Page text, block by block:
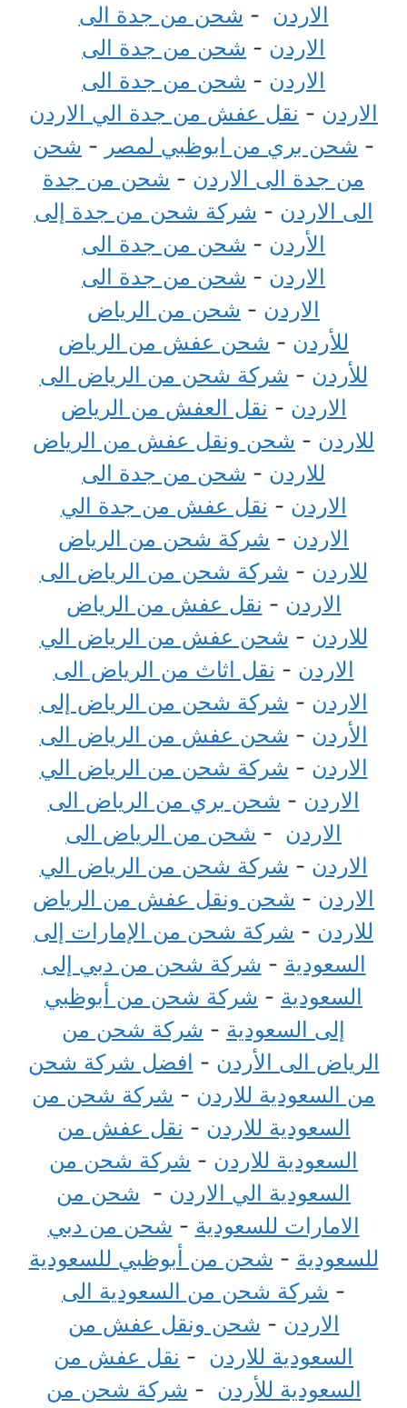
الاردن - شحن من جدة الى
الاردن - شحن من جدة الى
الاردن - شحن من جدة الى
الاردن - نقل عفش من جدة الي الاردن
- شحن بري من ابوظبي لمصر - شحن
من جدة الى الاردن - شحن من جدة
الى الاردن - شركة شحن من جدة إلى
الأردن - شحن من جدة الى
الاردن - شحن من جدة الى
الاردن - شحن من الرياض
للأردن - شحن عفش من الرياض
للأردن - شركة شحن من الرياض الى
الاردن - نقل العفش من الرياض
للاردن - شحن ونقل عفش من الرياض
للاردن - شحن من جدة الى
الاردن - نقل عفش من جدة الي
الاردن - شركة شحن من الرياض
للاردن - شركة شحن من الرياض الى
الاردن - نقل عفش من الرياض
للاردن - شحن عفش من الرياض الي
الاردن - نقل اثاث من الرياض الى
الاردن - شركة شحن من الرياض إلى
الأردن - شحن عفش من الرياض الى
الاردن - شركة شحن من الرياض الي
الاردن - شحن بري من الرياض الى
الاردن - شحن من الرياض الى
الاردن - شركة شحن من الرياض الي
الاردن - شحن ونقل عفش من الرياض
للاردن - شركة شحن من الإمارات إلى
السعودية - شركة شحن من دبي إلى
السعودية - شركة شحن من أبوظبي
إلى السعودية - شركة شحن من
الرياض الى الأردن - افضل شركة شحن
من السعودية للاردن - شركة شحن من
السعودية للاردن - نقل عفش من
السعودية للاردن - شركة شحن من
السعودية الي الاردن - شحن من
الامارات للسعودية - شحن من دبي
للسعودية - شحن من أبوظبي للسعودية
- شركة شحن من السعودية الى
الاردن - شحن ونقل عفش من
السعودية للاردن - نقل عفش من
السعودية للأردن - شركة شحن من